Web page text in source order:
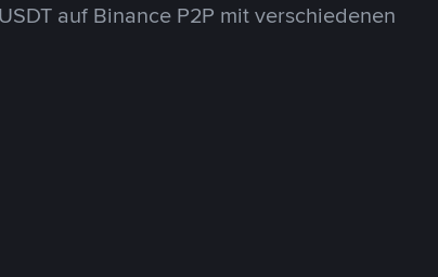
auf Binance P2P mit verschiedenen